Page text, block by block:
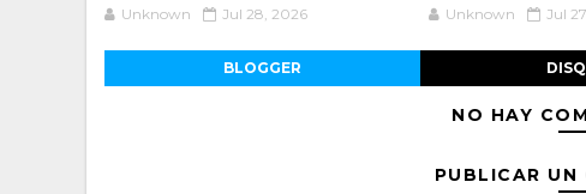
Unknown Jul 28, 2026 Unknown Jul
BLOGGER
NO HAY
PUBLICAR UN